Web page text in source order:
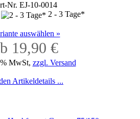
Nr. EJ-10-0014
2 - 3 Tage*
auswählen »
19,90 €
MwSt, zzgl. Versand
Artikeldetails ...